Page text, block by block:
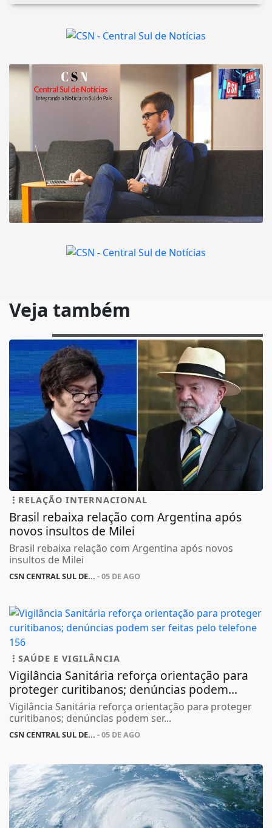
Veja também
RELAÇÃO INTERNACIONAL
Brasil rebaixa relação com Argentina após
novos insultos de Milei
Brasil rebaixa relação com Argentina após novos
insultos de Milei
CSN CENTRAL SUL DE... - 05 DE AGO
SAÚDE E VIGILÂNCIA
Vigilância Sanitária reforça orientação para
proteger curitibanos; denúncias podem...
Vigilância Sanitária reforça orientação para proteger
curitibanos; denúncias podem ser...
CSN CENTRAL SUL DE... - 05 DE AGO